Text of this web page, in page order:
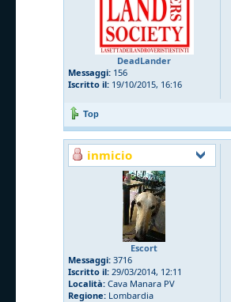
DeadLander
Messaggi: 156
Iscritto il: 19/10/2015, 16:16
Top
inmicio
Escort
Messaggi: 3716
Iscritto il: 29/03/2014, 12:11
Località: Cava Manara PV
Regione: Lombardia